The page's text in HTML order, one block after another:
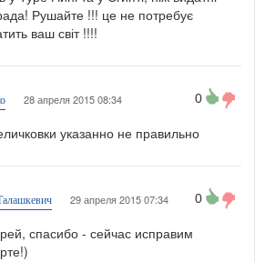
Рушайте !!! це не потребує
ваш світ !!!!
28 апреля 2015 08:34 0
указанно не правильно
29 апреля 2015 07:34 0
спасибо - сейчас исправим